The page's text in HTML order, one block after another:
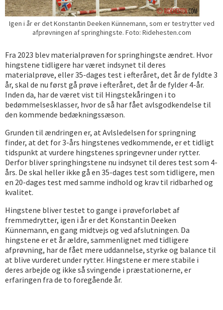
Igen i år er det Konstantin Deeken Künnemann, som er testrytter ved
afprøvningen af springhingste. Foto: Ridehesten.com
Fra 2023 blev materialprøven for springhingste ændret. Hvor
hingstene tidligere har været indsynet til deres
materialprøve, eller 35-dages test i efteråret, det år de fyldte 3
år, skal de nu først gå prøve i efteråret, det år de fylder 4-år.
Inden da, har de været vist til Hingstekåringen i to
bedømmelsesklasser, hvor de så har fået avlsgodkendelse til
den kommende bedækningssæson.
Grunden til ændringen er, at Avlsledelsen for springning
finder, at det for 3-års hingstenes vedkommende, er et tidligt
tidspunkt at vurdere hingstenes springevner under rytter.
Derfor bliver springhingstene nu indsynet til deres test som 4-
års. De skal heller ikke gå en 35-dages test som tidligere, men
en 20-dages test med samme indhold og krav til ridbarhed og
kvalitet.
Hingstene bliver testet to gange i prøveforløbet af
fremmedrytter, igen i år er det Konstantin Deeken
Künnemann, en gang midtvejs og ved afslutningen. Da
hingstene er et år ældre, sammenlignet med tidligere
afprøvning, har de fået mere uddannelse, styrke og balance til
at blive vurderet under rytter. Hingstene er mere stabile i
deres arbejde og ikke så svingende i præstationerne, er
erfaringen fra de to foregående år.